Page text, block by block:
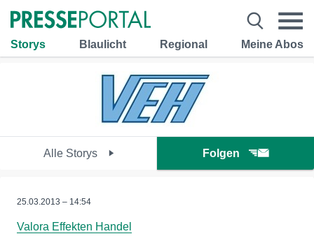
Storys Blaulicht Regional Meine Abos
Alle Storys Folgen
25.03.2013 – 14:54
Valora Effekten Handel